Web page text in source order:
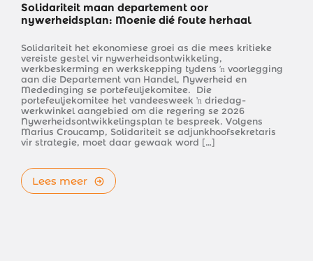
Solidariteit maan departement oor
nywerheidsplan: Moenie dié foute herhaal
Solidariteit het ekonomiese groei as die mees kritieke
vereiste gestel vir nywerheidsontwikkeling,
werkbeskerming en werkskepping tydens ŉ voorlegging
aan die Departement van Handel, Nywerheid en
Mededinging se portefeuljekomitee.  Die
portefeuljekomitee het vandeesweek ŉ driedag-
werkwinkel aangebied om die regering se 2026
Nywerheidsontwikkelingsplan te bespreek. Volgens
Marius Croucamp, Solidariteit se adjunkhoofsekretaris
vir strategie, moet daar gewaak word […]
Lees meer